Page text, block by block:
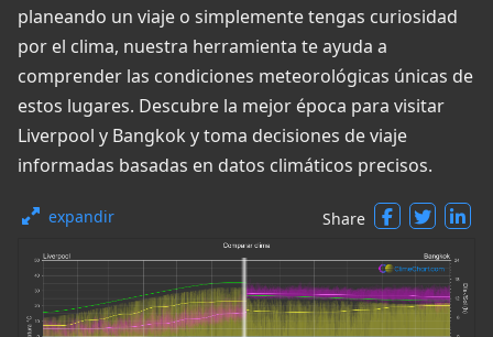
planeando un viaje o simplemente tengas curiosidad
por el clima, nuestra herramienta te ayuda a
comprender las condiciones meteorológicas únicas de
estos lugares. Descubre la mejor época para visitar
Liverpool y Bangkok y toma decisiones de viaje
informadas basadas en datos climáticos precisos.
expandir Share